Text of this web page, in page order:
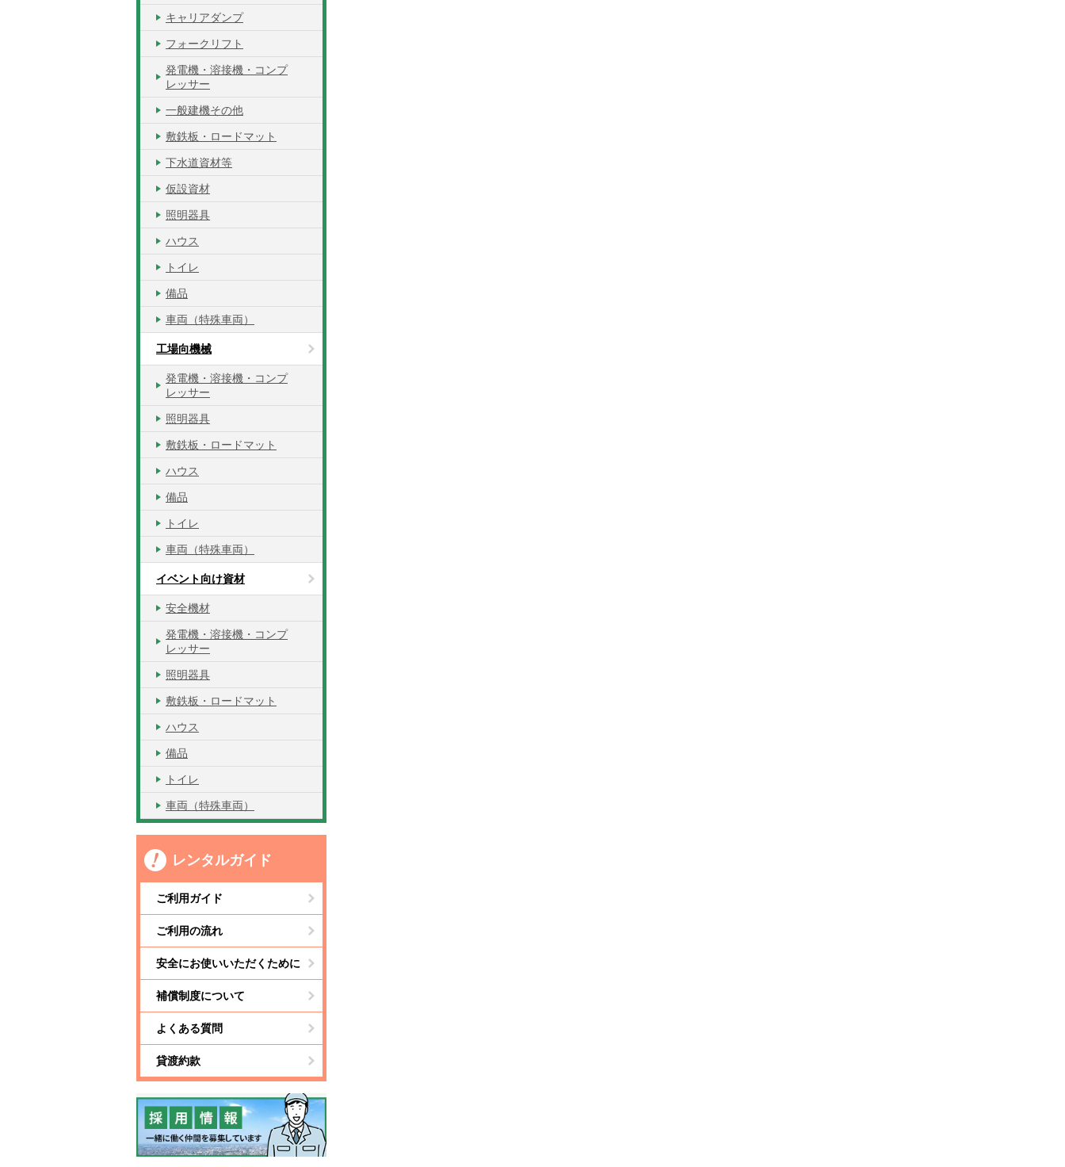
キャリアダンプ
フォークリフト
発電機・溶接機・コンプ
レッサー
一般建機その他
敷鉄板・ロードマット
下水道資材等
仮設資材
照明器具
ハウス
トイレ
備品
車両（特殊車両）
工場向機械
発電機・溶接機・コンプ
レッサー
照明器具
敷鉄板・ロードマット
ハウス
備品
トイレ
車両（特殊車両）
イベント向け資材
安全機材
発電機・溶接機・コンプ
レッサー
照明器具
敷鉄板・ロードマット
ハウス
備品
トイレ
車両（特殊車両）
レンタルガイド
ご利用ガイド
ご利用の流れ
安全にお使いいただくために
補償制度について
よくある質問
貸渡約款